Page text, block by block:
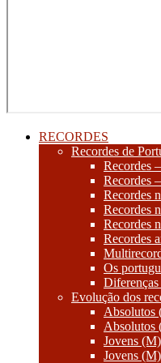
RECORDES
Recordes de
Recordes
Recordes
Recordes
Recordes
Recordes
Recordes
Os
Diferenças
Evolução dos
Absolutos
Absolutos
Jovens (M)
Jovens